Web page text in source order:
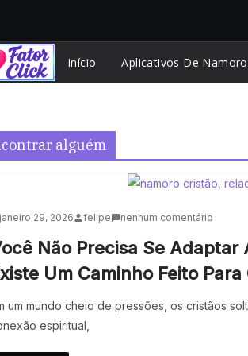
Início Aplicativos De
alguém
janeiro 29, 2026 felipe nenhum comentário
Não Precisa Se
Um Caminho Feito Para
um mundo cheio de pressões, os cristãos
espiritual,